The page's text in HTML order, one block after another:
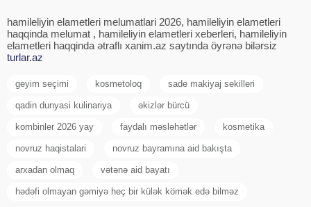
hamileliyin elametleri melumatlari 2026, hamileliyin elametleri
haqqinda melumat , hamileliyin elametleri xeberleri, hamileliyin
elametleri haqqinda ətraflı xanim.az saytında öyrənə bilərsiz
turlar.az
geyim seçimi kosmetoloq sade makiyaj sekilleri
qadin dunyasi kulinariya əkizlər bürcü
kombinler 2026 yay faydalı məsləhətlər kosmetika
novruz haqistalari novruz bayramına aid bakışta
arxadan olmaq vətənə aid bayatı
hədəfi olmayan gəmiyə heç bir külək kömək edə bilməz